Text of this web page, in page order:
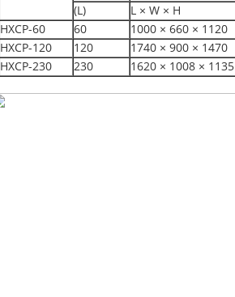
(L) L × W × H
HXCP-60
60 1000 × 660 × 1120
HXCP-120
120 1740 × 900 × 1470
HXCP-230
230 1620 × 1008 × 1135